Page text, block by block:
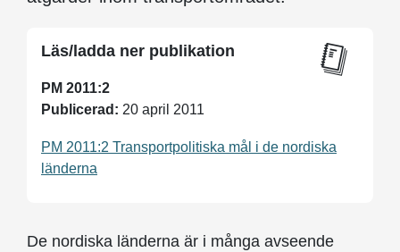
Läs/ladda ner publikation
PM 2011:2
Publicerad: 20 april 2011
PM 2011:2 Transportpolitiska mål i de nordiska
länderna
De nordiska länderna är i många avseende